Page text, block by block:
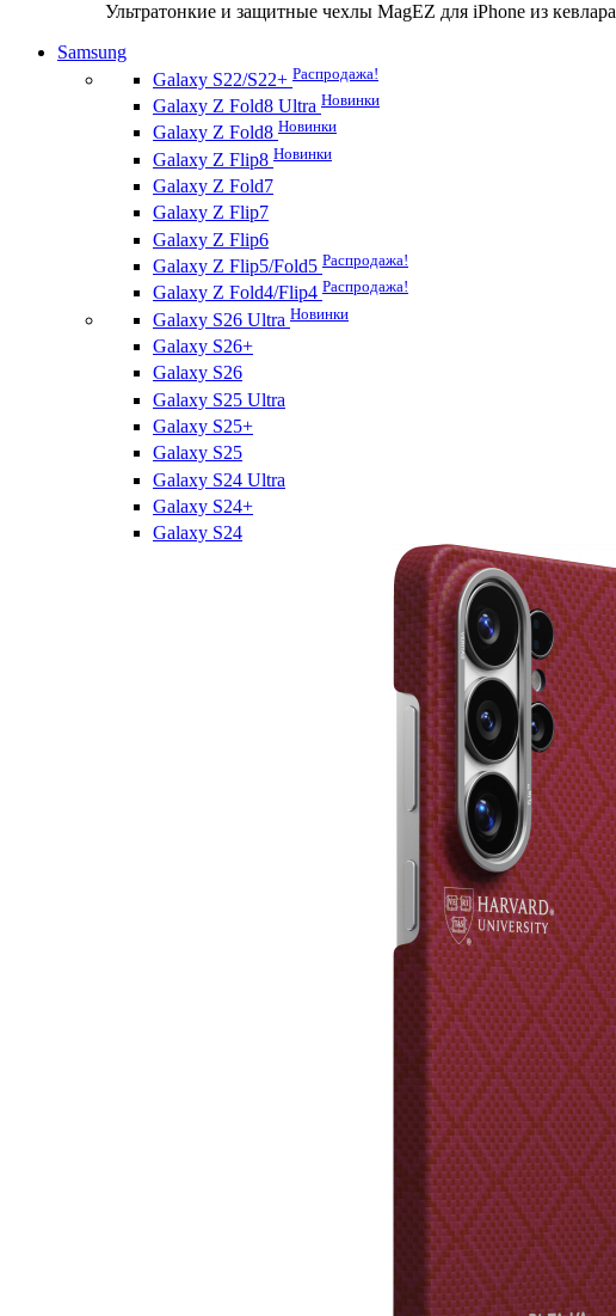
Ультратонкие и защитные чехлы MagEZ для iPhone из кевлара
Samsung
Galaxy S22/S22+ Распродажа!
Galaxy Z Fold8 Ultra Новинки
Galaxy Z Fold8 Новинки
Galaxy Z Flip8 Новинки
Galaxy Z Fold7
Galaxy Z Flip7
Galaxy Z Flip6
Galaxy Z Flip5/Fold5 Распродажа!
Galaxy Z Fold4/Flip4 Распродажа!
Galaxy S26 Ultra Новинки
Galaxy S26+
Galaxy S26
Galaxy S25 Ultra
Galaxy S25+
Galaxy S25
Galaxy S24 Ultra
Galaxy S24+
Galaxy S24